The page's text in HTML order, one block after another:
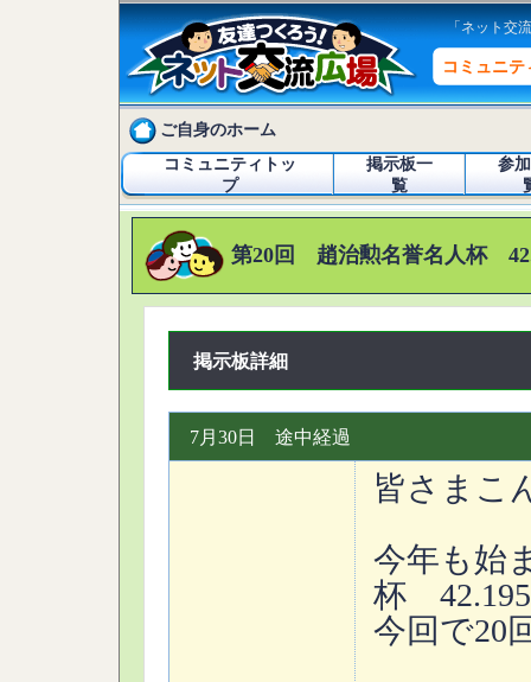
「ネット交
コミュニテ
ご自身のホーム
コミュニティトッ
プ
掲示板一
覧
参
第20回 趙治勲名誉名人杯
掲示板詳細
7月30日 途中経過
皆さまこ
今年も始
杯
今回で20